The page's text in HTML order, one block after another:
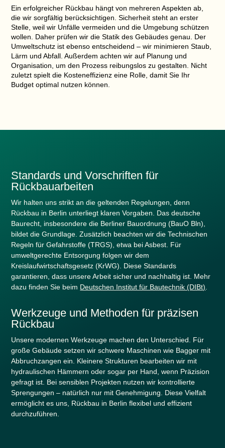
Ein erfolgreicher Rückbau hängt von mehreren Aspekten ab,
die wir sorgfältig berücksichtigen.Sicherheit steht an erster
Stelle, weil wir Unfälle vermeiden und die Umgebung schützen
wollen. Daher prüfen wir die Statik des Gebäudes genau. Der
Umweltschutz ist ebenso entscheidend – wir minimieren Staub,
Lärm und Abfall. Außerdem achten wir auf Planung und
Organisation , um den Prozess reibungslos zu gestalten. Nicht
zuletzt spielt die Kosteneffizienz eine Rolle, damit Sie Ihr
Budget optimal nutzen können.
Standards und Vorschriften für
Rückbauarbeiten
Wir halten uns strikt an die geltenden Regelungen, denn
Rückbau in Berlin unterliegt klaren Vorgaben. Das deutsche
Baurecht, insbesondere die Berliner Bauordnung (BauO Bln),
bildet die Grundlage. Zusätzlich beachten wir die Technischen
Regeln für Gefahrstoffe (TRGS), etwa bei Asbest. Für
umweltgerechte Entsorgung folgen wir dem
Kreislaufwirtschaftsgesetz (KrWG). Diese Standards
garantieren, dass unsere Arbeit sicher und nachhaltig ist. Mehr
dazu finden Sie beim Deutschen Institut für Bautechnik (DIBt)
Werkzeuge und Methoden für präzisen
Rückbau
Unsere modernen Werkzeuge machen den Unterschied. Für
große Gebäude setzen wir schwere Maschinen wie Bagger mit
Abbruchzangen ein. Kleinere Strukturen bearbeiten wir mit
hydraulischen Hämmern oder sogar per Hand, wenn Präzision
gefragt ist. Bei sensiblen Projekten nutzen wir kontrollierte
Sprengungen – natürlich nur mit Genehmigung. Diese Vielfalt
ermöglicht es uns, Rückbau in Berlin flexibel und effizient
durchzuführen.